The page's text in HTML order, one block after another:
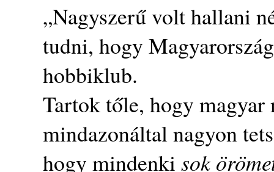
„Nagyszerű volt hallani
tudni, hogy
hobbiklub.
Tartok tőle, hogy magyar
mindazonáltal nagyon
hogy mindenki sok